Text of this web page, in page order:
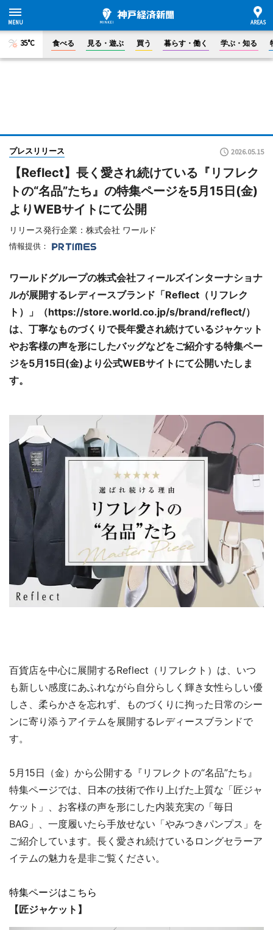
35°C 食べる 見る・遊ぶ 買う 暮らす・働く 学ぶ・知る
プレスリリース 2026.05.15
【Reflect】長く愛され続けている『リフレク
トの“名品”たち』の特集ページを5月15日(金)
よりWEBサイトにて公開
リリース発行企業：株式会社 ワールド
情報提供：
ワールドグループの株式会社フィールズインターナショナ
ルが展開するレディースブランド「Reflect（リフレク
ト）」（https://store.world.co.jp/s/brand/reflect/）
は、丁寧なものづくりで長年愛され続けているジャケット
やお客様の声を形にしたバッグなどをご紹介する特集ペー
ジを5月15日(金)より公式WEBサイトにて公開いたしま
す。
百貨店を中心に展開するReflect（リフレクト）は、いつ
も新しい感度にあふれながら自分らしく輝き女性らしい優
しさ、柔らかさを忘れず、ものづくりに拘った日常のシー
ンに寄り添うアイテムを展開するレディースブランドで
す。
5月15日（金）から公開する『リフレクトの“名品”たち』
特集ページでは、日本の技術で作り上げた上質な「匠ジャ
ケット」、お客様の声を形にした内装充実の「毎日
BAG」、一度履いたら手放せない「やみつきパンプス」を
ご紹介しています。長く愛され続けているロングセラーア
イテムの魅力を是非ご覧ください。
特集ページはこちら
【匠ジャケット】